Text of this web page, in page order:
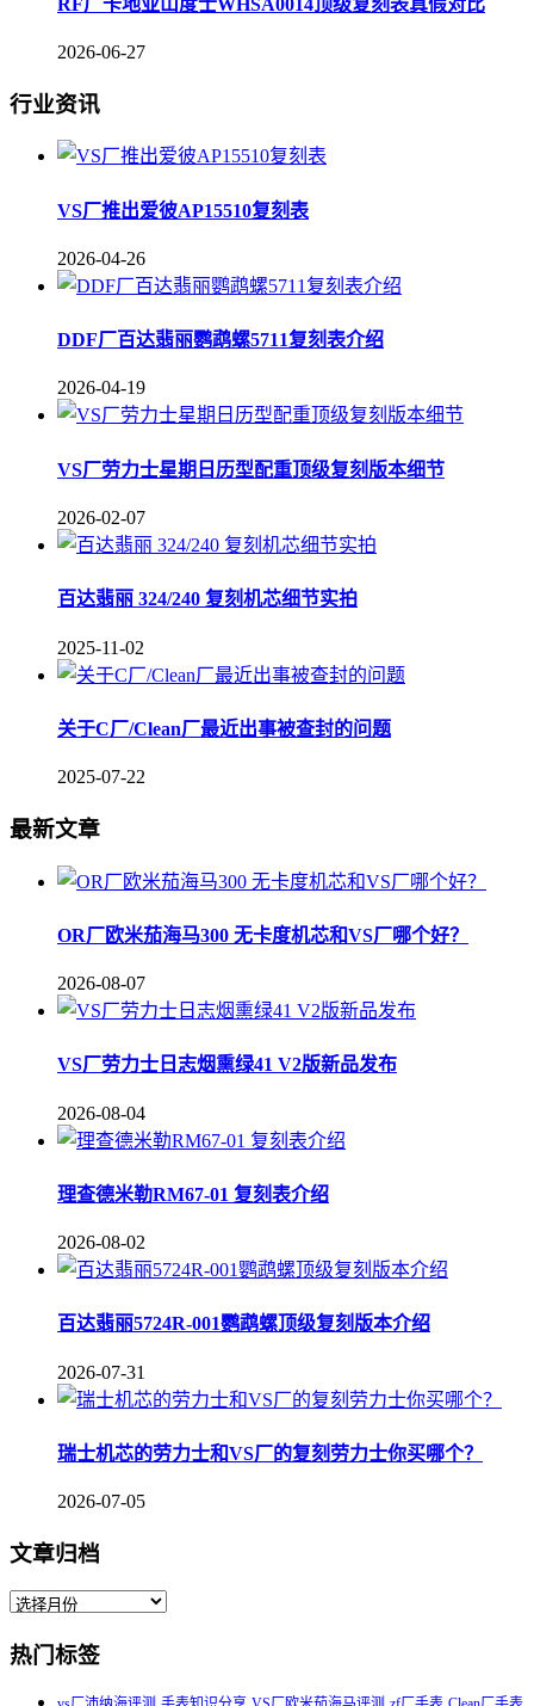
2026-06-27
行业资讯
VS厂推出爱彼AP15510复刻表
2026-04-26
DDF厂百达翡丽鹦鹉螺5711复刻表介绍
2026-04-19
VS厂劳力士星期日历型配重顶级复刻版本细节
2026-02-07
百达翡丽 324/240 复刻机芯细节实拍
2025-11-02
关于C厂/Clean厂最近出事被查封的问题
2025-07-22
最新文章
OR厂欧米茄海马300 无卡度机芯和VS厂哪个好？
2026-08-07
VS厂劳力士日志烟熏绿41 V2版新品发布
2026-08-04
理查德米勒RM67-01 复刻表介绍
2026-08-02
百达翡丽5724R-001鹦鹉螺顶级复刻版本介绍
2026-07-31
瑞士机芯的劳力士和VS厂的复刻劳力士你买哪个？
2026-07-05
文章归档
热门标签